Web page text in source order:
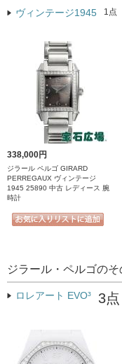
ヴィンテージ1945 1点
338,000円
ジラール ペルゴ GIRARD
PERREGAUX ヴィンテージ
1945 25890 中古 レディース 腕
時計
ジラール・ペルゴのそ
ロレアート EVO³ 3点